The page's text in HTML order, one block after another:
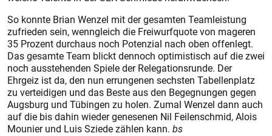
So konnte Brian Wenzel mit der gesamten Teamleistung
zufrieden sein, wenngleich die Freiwurfquote von mageren
35 Prozent durchaus noch Potenzial nach oben offenlegt.
Das gesamte Team blickt dennoch optimistisch auf die zwei
noch ausstehenden Spiele der Relegationsrunde. Der
Ehrgeiz ist da, den nun errungenen sechsten Tabellenplatz
zu verteidigen und das Beste aus den Begegnungen gegen
Augsburg und Tübingen zu holen. Zumal Wenzel dann auch
auf die bis dahin wieder genesenen Nil Feilenschmid, Alois
Mounier und Luis Sziede zählen kann. bs